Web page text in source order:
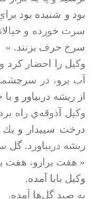
بود و شنيده بود
سرت خورده و
سرخ حرف بزنند. »
وكيل را احضار كرد
آب برو، در
از ريشه دربياور و
وكيل آذوقه‌ي راه
درخت سپيدار و
ريشه دربياورد.
« هفت برارو، هفت
وكيل بابا آمده.
به صيد گل‌ها آمده.